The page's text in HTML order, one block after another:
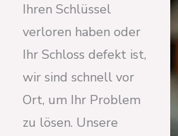
Ihren Schlüssel
verloren haben oder
Ihr Schloss defekt ist,
wir sind schnell vor
Ort, um Ihr Problem
zu lösen. Unsere